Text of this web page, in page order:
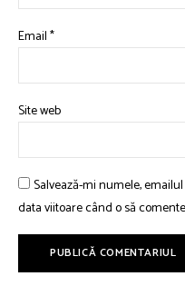
Email*
Site web
Salvează-mi numele,
data viitoare când o să